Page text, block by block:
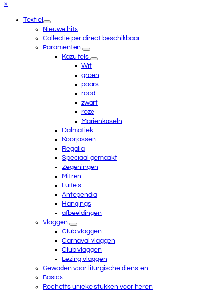
×
menuTextiel
Nieuwe hits
Collectie per direct beschikbaar
Paramenten
Kazuifels
Wit
groen
paars
rood
zwart
roze
Marienkaseln
Dalmatiek
Koorjassen
Regalia
Speciaal gemaakt
Zegeningen
Mitren
Luifels
Antependia
Hangings
afbeeldingen
Vlaggen
Club vlaggen
Carnaval vlaggen
Club vlaggen
Lezing vlaggen
Gewaden voor liturgische diensten
Basics
Rochetts unieke stukken voor heren